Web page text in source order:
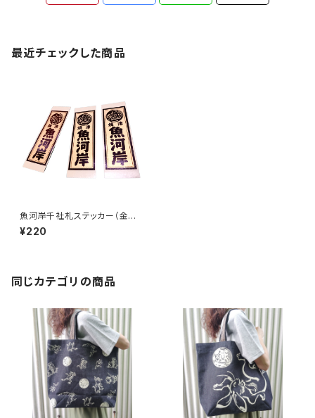
最近チェックした商品
魚河岸千社札ステッカー（金が
すみ和紙・ブラック箔タイプ）1枚
¥220
同じカテゴリの商品